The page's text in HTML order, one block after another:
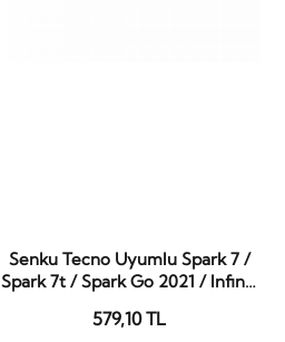
Sepete Ekle
Senku Tecno Uyumlu Spark 7 /
Spark 7t / Spark Go 2021 / Infinix
Ekran Siyah Çıtasız
579,10 TL